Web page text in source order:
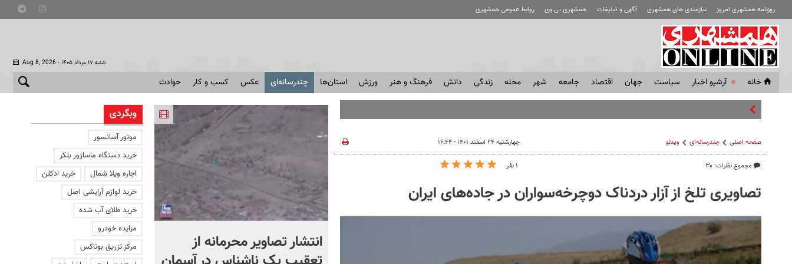
روزنامه همشهری امروز نیازمندی های همشهری آگهی و تبلیغات همشهری تی وی روابط عمومی همشهری
Aug 8, 2026 - شنبه ۱۷ مرداد ۱۴۰۵
خانه آرشیو اخبار سياست جهان اقتصاد جامعه شهر محله زندگی دانش فرهنگ و هنر ورزش استان‌ها چندرسانه‌ای عکس کسب و کار حوادث
صفحه اصلی چندرسانه‌ای ویدئو
مجموع نظرات: ۳۰
چهارشنبه ۲۴ اسفند ۱۴۰۱ - ۱۶:۴۴
۱ نفر
تصاویری تلخ از آزار دردناک دوچرخه‌سواران در جاده‌های ایران
انتشار تصاویر محرمانه از
حمله خلبانان ایرانی به
وبگردی
موتور آسانسور
خرید دستگاه ماساژور بلکر
اجاره ویلا شمال
خرید ادکلن
خرید لوازم آرایشی اصل
خرید طلای آب شده
مزایده خودرو
مرکز تزریق بوتاکس